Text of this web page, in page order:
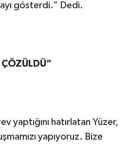
gösterdi.” Dedi.
yaptığını hatırlatan Yüzer,
yapıyoruz. Bize